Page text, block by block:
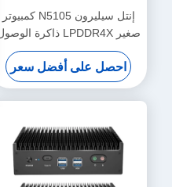
إنتل سيليرون N5105 كمبيوتر
صغير LPDDR4X ذاكرة الوصول
العشوائي 8G مع فتحة TF
ومروحة للمكتب المنزلي
احصل على أفضل سعر